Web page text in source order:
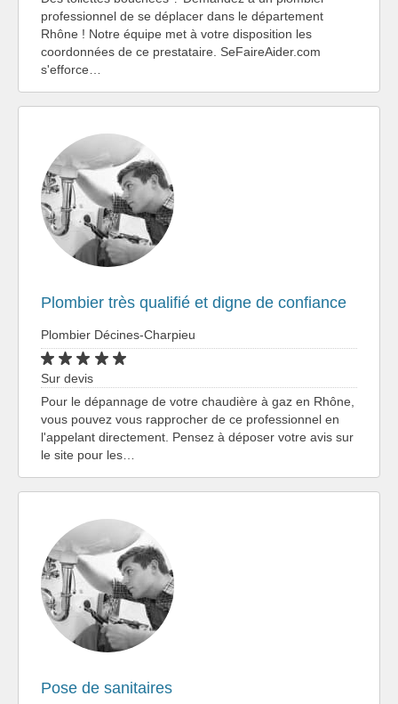
professionnel de se déplacer dans le département
Rhône ! Notre équipe met à votre disposition les
coordonnées de ce prestataire. SeFaireAider.com
s'efforce…
Plombier très qualifié et digne de confiance
Plombier Décines-Charpieu
Sur devis
Pour le dépannage de votre chaudière à gaz en Rhône,
vous pouvez vous rapprocher de ce professionnel en
l'appelant directement. Pensez à déposer votre avis sur
le site pour les…
Pose de sanitaires